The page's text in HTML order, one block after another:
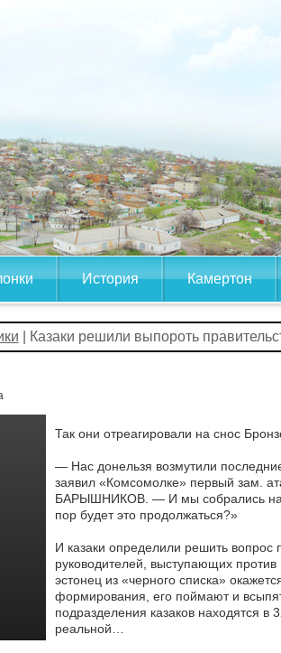
История Камертон
| Казаки решили выпороть
Так они отреагировали на снос
— Нас донельзя возмутили
заявил «Комсомолке» первый зам.
БАРЫШНИКОВ. — И мы собрались на
пор будет это продолжаться?»
И казаки определили решить вопрос
руководителей, выступающих
эстонец из «черного списка»
формирования, его поймают и
подразделения казаков находятся в
реальной…